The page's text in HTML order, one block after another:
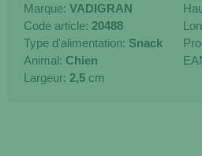
Marque: VADIGRAN
Code article: 20488
Type d'alimentation: Snack
Animal: Chien
Largeur: 2,5 cm